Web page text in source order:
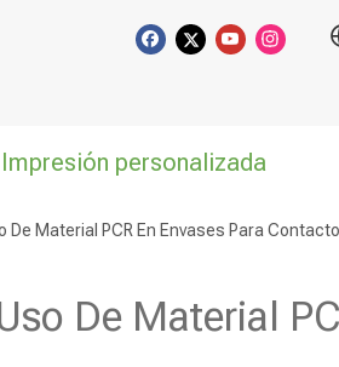
Impresión personalizada
De Material PCR En Envases Para
De Material